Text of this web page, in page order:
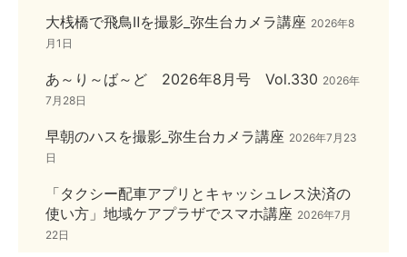
大桟橋で飛鳥Ⅱを撮影_弥生台カメラ講座 2026年8
月1日
あ～り～ば～ど 2026年8月号 Vol.330 2026年
7月28日
早朝のハスを撮影_弥生台カメラ講座 2026年7月23
日
「タクシー配車アプリとキャッシュレス決済の
使い方」地域ケアプラザでスマホ講座 2026年7月
22日